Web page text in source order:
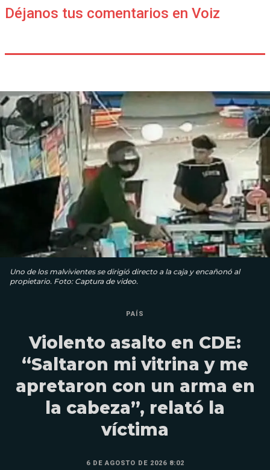
Déjanos tus comentarios en Voiz
Uno de los malvivientes se dirigió directo a la caja y encañonó al
propietario. Foto: Captura de video.
PAÍS
Violento asalto en CDE:
“Saltaron mi vitrina y me
apretaron con un arma en
la cabeza”, relató la
víctima
6 DE AGOSTO DE 2026 8:02